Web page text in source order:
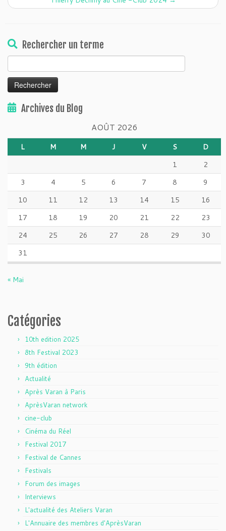
Rechercher un terme
Archives du Blog
AOÛT 2026
L M M J V S
D
1
2
3
4 5 6 7 8
9
10
11 12 13 14 15
16
17
18 19 20 21 22
23
24
25 26 27 28 29
30
31
« Mai
Catégories
10th edition 2025
8th Festival 2023
9th édition
Actualité
Après Varan à Paris
AprèsVaran network
cine-club
Cinéma du Réel
Festival 2017
Festival de Cannes
Festivals
Forum des images
Interviews
L'actualité des Ateliers Varan
L'Annuaire des membres d'AprèsVaran